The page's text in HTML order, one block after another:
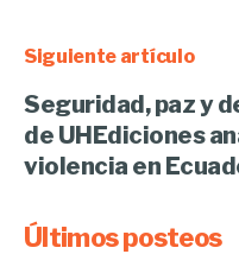
Siguiente artículo
Seguridad, paz y
de UHEdiciones
violencia en
Últimos posteos